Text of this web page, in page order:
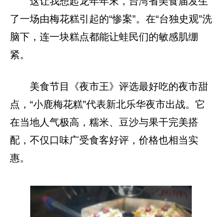
了一场由梅花糕引起的“惨案”。在“台独史观”洗
脑下，连一块糕点都能让蛙民们的敏感肌绷
紧。
美食节目《夜市王》评选最好吃的夜市甜
点，“小鹿梅花糕”代表新北乐华夜市出战。它
在当地人气极高，糯米、豆沙与果干完美搭
配，不仅口味广受食客好评，价格也相当实
惠。